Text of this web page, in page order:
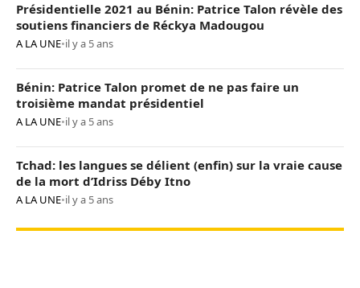
Présidentielle 2021 au Bénin: Patrice Talon révèle des
soutiens financiers de Réckya Madougou
A LA UNE•il y a 5 ans
Bénin: Patrice Talon promet de ne pas faire un
troisième mandat présidentiel
A LA UNE•il y a 5 ans
Tchad: les langues se délient (enfin) sur la vraie cause
de la mort d’Idriss Déby Itno
A LA UNE•il y a 5 ans